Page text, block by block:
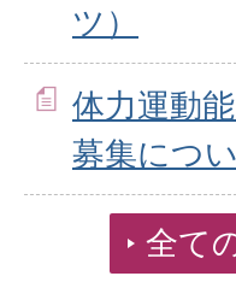
ツ）
体力運動
募集につ
全て